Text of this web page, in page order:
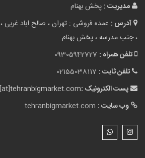
مدیریت : پخش بهنام
آدرس : عمده فروشی : تهران ، صالح اباد غربی
، جنب مدرسه ، پخش بهنام
تلفن همراه : 09305942727
تلفن ثابت : 02155038117
پست الکترونیک :
وب سایت : tehranbigmarket.com